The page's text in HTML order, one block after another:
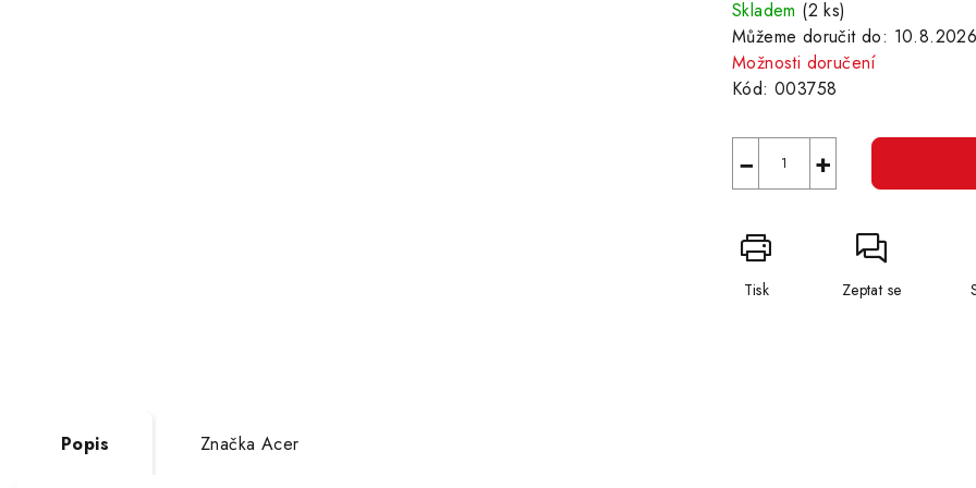
Skladem (2 ks)
Můžeme doručit do: 10.8.2026
Možnosti doručení
Kód: 003758
+
−
Tisk Zeptat se
Popis Značka Acer